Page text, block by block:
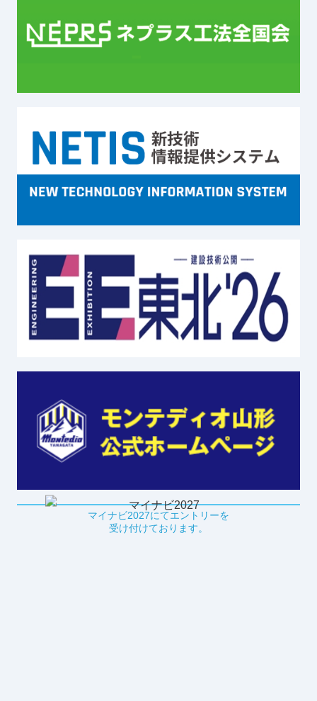
マイナビ2027にてエントリーを
受け付けております。